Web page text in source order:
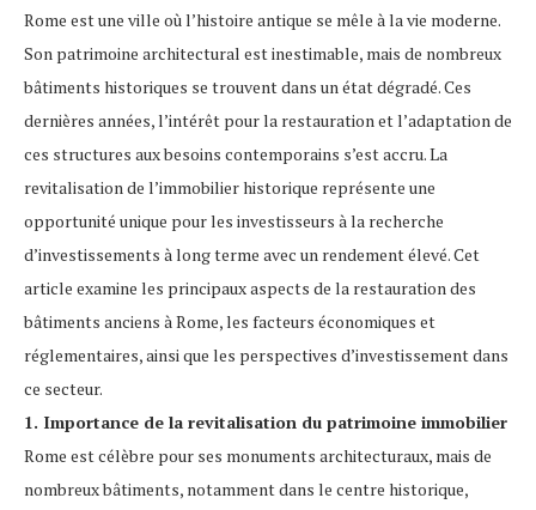
Rome est une ville où l’histoire antique se mêle à la vie moderne.
Son patrimoine architectural est inestimable, mais de nombreux
bâtiments historiques se trouvent dans un état dégradé. Ces
dernières années, l’intérêt pour la restauration et l’adaptation de
ces structures aux besoins contemporains s’est accru. La
revitalisation de l’immobilier historique représente une
opportunité unique pour les investisseurs à la recherche
d’investissements à long terme avec un rendement élevé. Cet
article examine les principaux aspects de la restauration des
bâtiments anciens à Rome, les facteurs économiques et
réglementaires, ainsi que les perspectives d’investissement dans
ce secteur.
1. Importance de la revitalisation du patrimoine immobilier
Rome est célèbre pour ses monuments architecturaux, mais de
nombreux bâtiments, notamment dans le centre historique,